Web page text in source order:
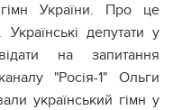
України. Про це
депутати у
на запитання
"Росія-1" Ольги
український гімн у